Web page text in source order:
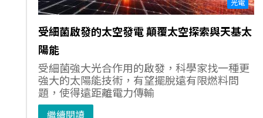
受細菌啟發的太空發電 顛覆太空探索與天基太
陽能
受細菌強大光合作用的啟發，科學家找一種更
強大的太陽能技術，有望擺脫遠有限燃料問
題，使得遠距離電力傳輸
繼續閱讀